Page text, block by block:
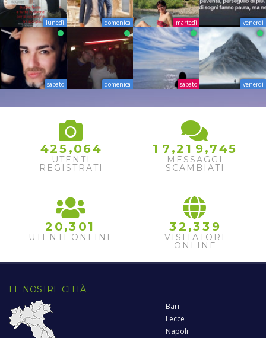
lunedì domenica martedì venerdì
sabato domenica sabato venerdì
425 ,064
UTENTI
REGISTRATI
1 7 ,2 1 9,745
MESSAGGI
SCAMBIATI
2 0,3 01
UTENTI ONLINE
32 ,33 9
VISITATORI
ONLINE
LE NOSTRE CITTÀ
Bari
Lecce
Napoli